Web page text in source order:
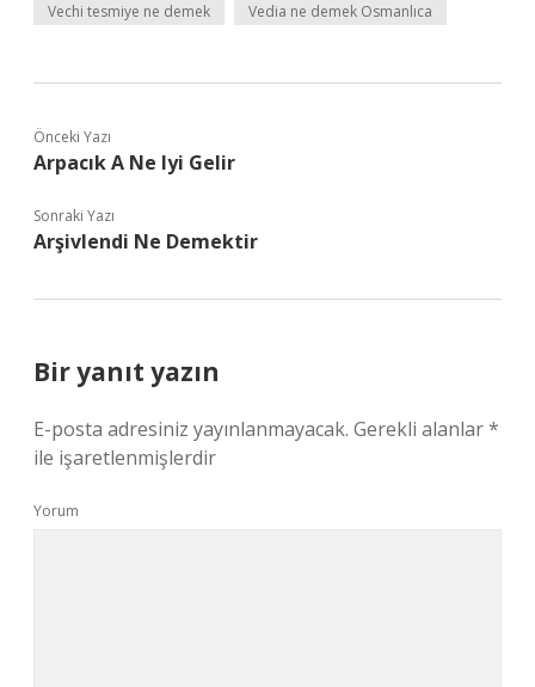
Vechi tesmiye ne demek Vedia ne demek Osmanlıca
Önceki Yazı
Arpacık A Ne Iyi Gelir
Sonraki Yazı
Arşivlendi Ne Demektir
Bir yanıt yazın
E-posta adresiniz yayınlanmayacak. Gerekli alanlar*
ile işaretlenmişlerdir
Yorum